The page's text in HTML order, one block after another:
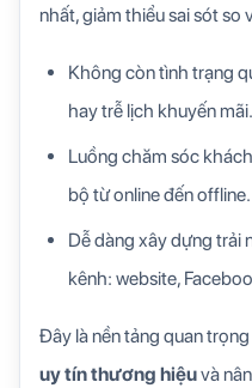
nhất, giảm thiểu sai sót so
Không còn tình trạng
hay trễ lịch khuyến mãi.
Luồng chăm sóc
bộ từ online đến offline.
Dễ dàng xây dựng trải
kênh: website,
Đây là nền tảng quan
uy tín thương hiệuvà